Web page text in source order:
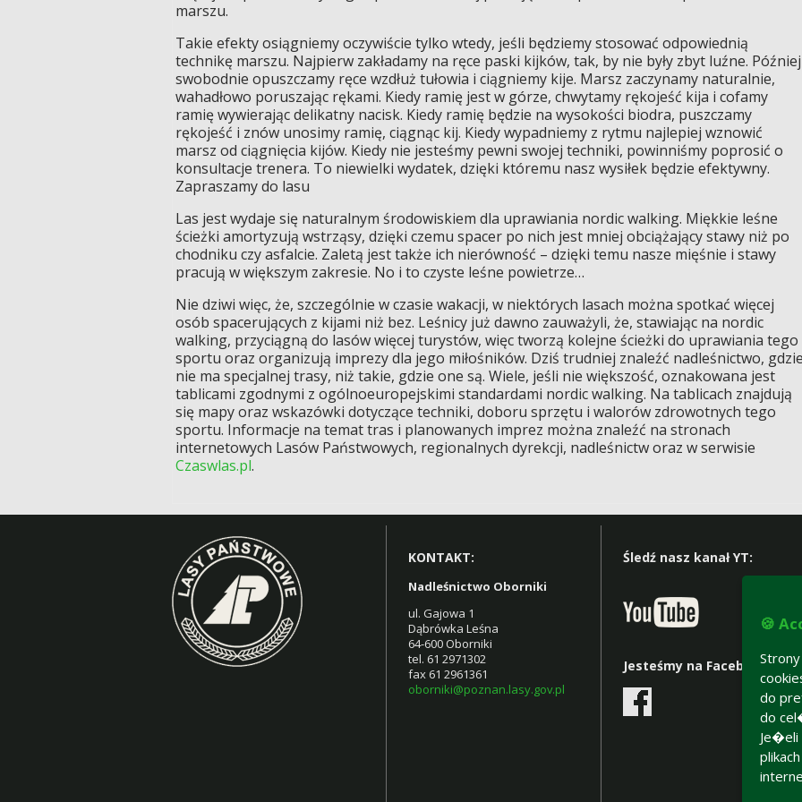
marszu.
Takie efekty osiągniemy oczywiście tylko wtedy, jeśli będziemy stosować odpowiednią
technikę marszu. Najpierw zakładamy na ręce paski kijków, tak, by nie były zbyt luźne. Później
swobodnie opuszczamy ręce wzdłuż tułowia i ciągniemy kije. Marsz zaczynamy naturalnie,
wahadłowo poruszając rękami. Kiedy ramię jest w górze, chwytamy rękojeść kija i cofamy
ramię wywierając delikatny nacisk. Kiedy ramię będzie na wysokości biodra, puszczamy
rękojeść i znów unosimy ramię, ciągnąc kij. Kiedy wypadniemy z rytmu najlepiej wznowić
marsz od ciągnięcia kijów. Kiedy nie jesteśmy pewni swojej techniki, powinniśmy poprosić o
konsultacje trenera. To niewielki wydatek, dzięki któremu nasz wysiłek będzie efektywny.
Zapraszamy do lasu
Las jest wydaje się naturalnym środowiskiem dla uprawiania nordic walking. Miękkie leśne
ścieżki amortyzują wstrząsy, dzięki czemu spacer po nich jest mniej obciążający stawy niż po
chodniku czy asfalcie. Zaletą jest także ich nierówność – dzięki temu nasze mięśnie i stawy
pracują w większym zakresie. No i to czyste leśne powietrze…
Nie dziwi więc, że, szczególnie w czasie wakacji, w niektórych lasach można spotkać więcej
osób spacerujących z kijami niż bez. Leśnicy już dawno zauważyli, że, stawiając na nordic
walking, przyciągną do lasów więcej turystów, więc tworzą kolejne ścieżki do uprawiania tego
sportu oraz organizują imprezy dla jego miłośników. Dziś trudniej znaleźć nadleśnictwo,
nie ma specjalnej trasy, niż takie, gdzie one są. Wiele, jeśli nie większość, oznakowana jest
tablicami zgodnymi z ogólnoeuropejskimi standardami nordic walking. Na tablicach znajdują
się mapy oraz wskazówki dotyczące techniki, doboru sprzętu i walorów zdrowotnych tego
sportu. Informacje na temat tras i planowanych imprez można znaleźć na stronach
internetowych Lasów Państwowych, regionalnych dyrekcji, nadleśnictw oraz w serwisie
Czaswlas.pl.
KONTAKT:
Nadleśnictwo Oborniki
ul. Gajowa 1
Dąbrówka Leśna
64-600 Oborniki
tel. 61 2971302
fax 61 2961361
oborniki@poznan.lasy.gov.pl
Śledź nasz kanał YT:
Jesteśmy na Facebooku:
🍪
do
do
Je�eli